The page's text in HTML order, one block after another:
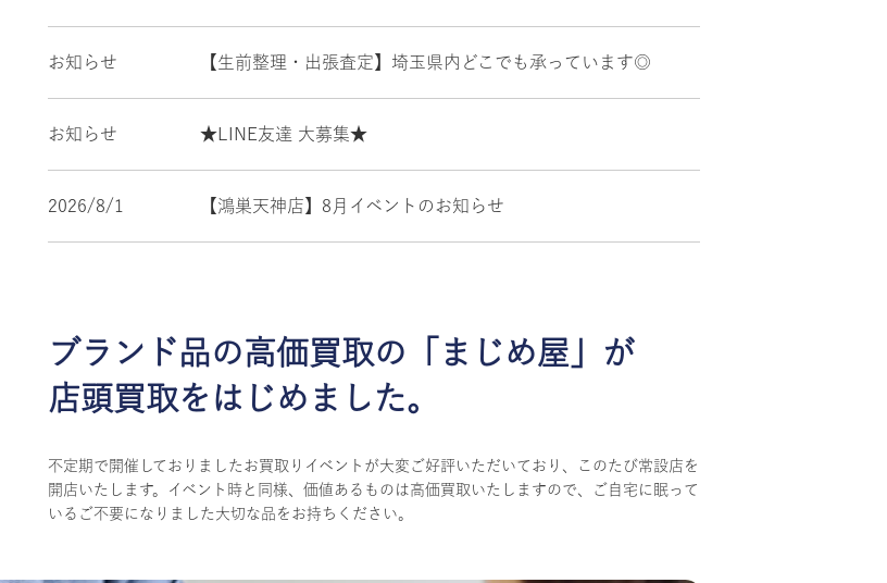
お知らせ 【生前整理・出張査定】埼玉県内どこでも承っています◎
お知らせ ★LINE友達 大募集★
2026/8/1 【鴻巣天神店】8月イベントのお知らせ
ブランド品の高価買取の 「まじめ屋」が
店頭買取をはじめました。
不定期で開催しておりましたお買取りイベントが大変ご好評いただいており、このたび常設店を
開店いたします。イベント時と同様、価値あるものは高価買取いたしますので、ご自宅に眠って
いるご不要になりました大切な品をお持ちください。